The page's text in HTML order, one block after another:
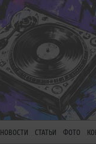
НОВОСТИ СТАТЬИ ФОТО